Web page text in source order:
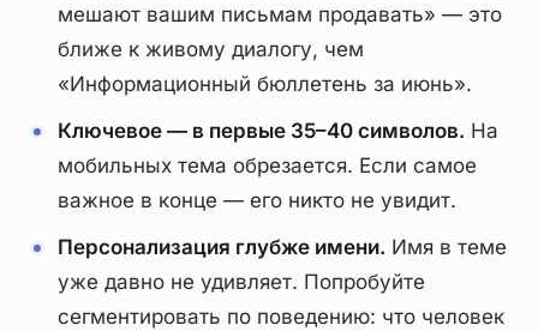
мешают вашим письмам продавать» — это
ближе к живому диалогу, чем
«Информационный бюллетень за июнь».
Ключевое — в первые 35–40 символов. На
мобильных тема обрезается. Если самое
важное в конце — его никто не увидит.
Персонализация глубже имени. Имя в теме
уже давно не удивляет. Попробуйте
сегментировать по поведению: что человек